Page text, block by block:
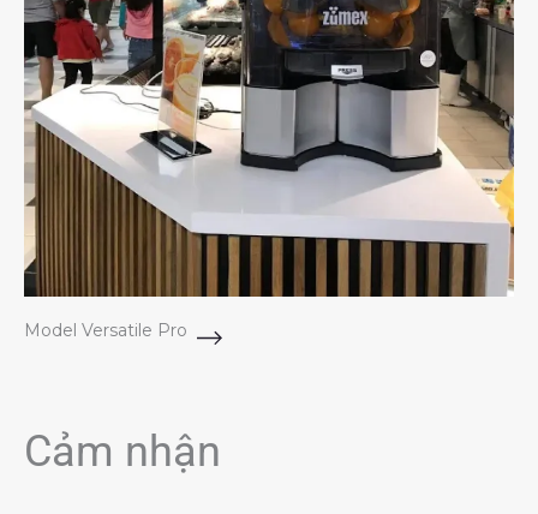
Model Versatile Pro
Cảm nhận